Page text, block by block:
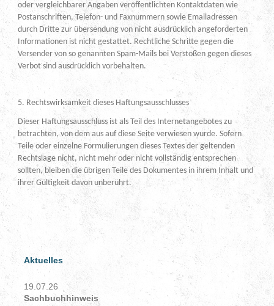
oder vergleichbarer Angaben veröffentlichten Kontaktdaten wie
Postanschriften, Telefon- und Faxnummern sowie Emailadressen
durch Dritte zur übersendung von nicht ausdrücklich angeforderten
Informationen ist nicht gestattet. Rechtliche Schritte gegen die
Versender von so genannten Spam-Mails bei Verstößen gegen dieses
Verbot sind ausdrücklich vorbehalten.
5. Rechtswirksamkeit dieses Haftungsausschlusses
Dieser Haftungsausschluss ist als Teil des Internetangebotes zu
betrachten, von dem aus auf diese Seite verwiesen wurde. Sofern
Teile oder einzelne Formulierungen dieses Textes der geltenden
Rechtslage nicht, nicht mehr oder nicht vollständig entsprechen
sollten, bleiben die übrigen Teile des Dokumentes in ihrem Inhalt und
ihrer Gültigkeit davon unberührt.
Aktuelles
19.07.26
Sachbuchhinweis